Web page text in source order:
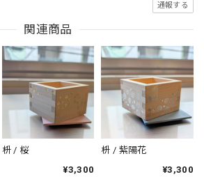
通報する
関連商品
枡 / 桜
¥3,300
枡 / 紫陽花
¥3,300